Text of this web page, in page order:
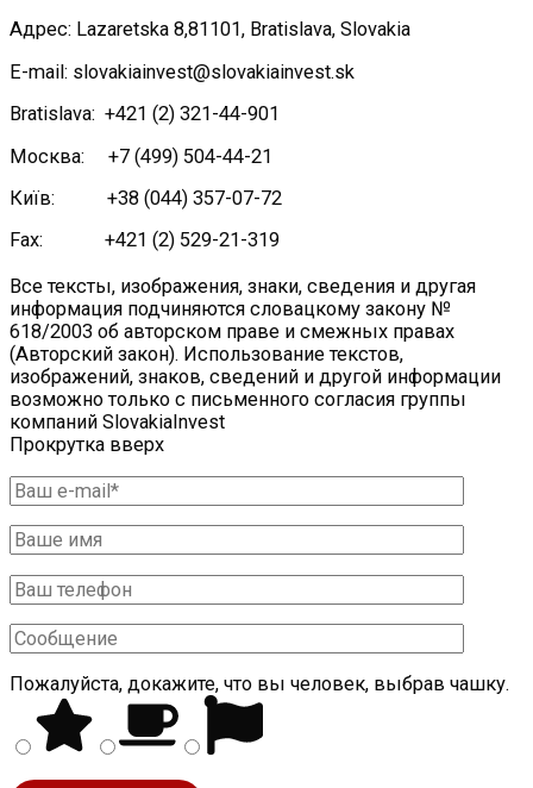
Адрес: Lazaretska 8,81101, Bratislava, Slovakia
E-mail: slovakiainvest@slovakiainvest.sk
Bratislava: +421 (2) 321-44-901
Москва: +7 (499) 504-44-21
Київ: +38 (044) 357-07-72
Fax: +421 (2) 529-21-319
Все тексты, изображения, знаки, сведения и другая
информация подчиняются словацкому закону №
618/2003 об авторском праве и смежных правах
(Авторский закон). Использование текстов,
изображений, знаков, сведений и другой информации
возможно только с письменного согласия группы
компаний SlovakiaInvest
Прокрутка вверх
Пожалуйста, докажите, что вы человек, выбрав чашку.